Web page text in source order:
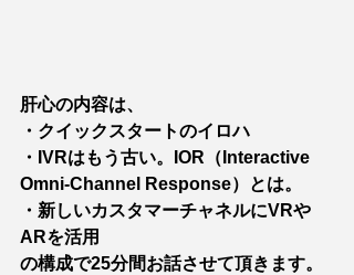
肝心の内容は、
・クイックスタートのイロハ
・IVRはもう古い。IOR（Interactive
Omni-Channel Response）とは。
・新しいカスタマーチャネルにVRや
ARを活用
の構成で25分間お話させて頂きます。